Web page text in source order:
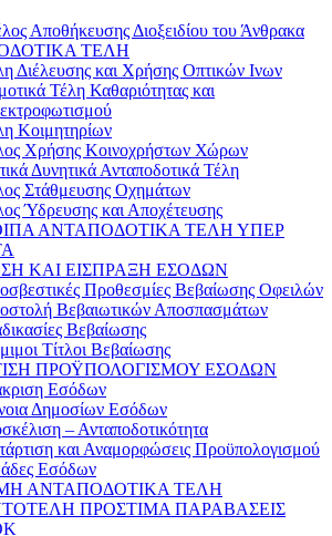
Αποθήκευσης Διοξειδίου του Άνθρακα
ΤΕΛΗ
Διέλευσης και Χρήσης Οπτικών Ινων
Τέλη Καθαριότητας και
Κοιμητηρίων
Χρήσης Κοινοχρήστων Χώρων
Δυνητικά Ανταποδοτικά Τέλη
Στάθμευσης Οχημάτων
Ύδρευσης και Αποχέτευσης
ΑΝΤΑΠΟΔΟΤΙΚΑ ΤΕΛΗ ΥΠΕΡ
ΚΑΙ ΕΙΣΠΡΑΞΗ ΕΣΟΔΩΝ
Προθεσμίες Βεβαίωσης Οφειλών
Βεβαιωτικών Αποσπασμάτων
Βεβαίωσης
Τίτλοι Βεβαίωσης
ΠΡΟΫΠΟΛΟΓΙΣΜΟΥ ΕΣΟΔΩΝ
Εσόδων
Δημοσίων Εσόδων
– Ανταποδοτικότητα
και Αναμορφώσεις Προϋπολογισμού
Εσόδων
ΑΝΤΑΠΟΔΟΤΙΚΑ ΤΕΛΗ
ΠΡΟΣΤΙΜΑ ΠΑΡΑΒΑΣΕΙΣ